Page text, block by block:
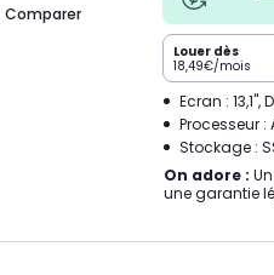
Comparer
Louer dès
18,49€/mois
Ecran : 13,1",
Processeur :
Stockage :
On adore :
une garantie